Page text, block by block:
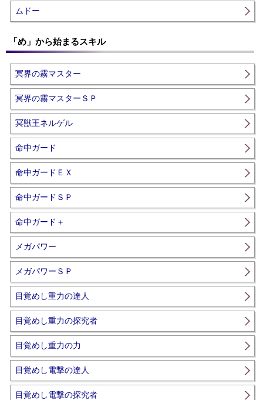
ムドー
「め」から始まるスキル
冥界の霧マスター
冥界の霧マスターＳＰ
冥獣王ネルゲル
命中ガード
命中ガードＥＸ
命中ガードＳＰ
命中ガード＋
メガパワー
メガパワーＳＰ
目覚めし重力の達人
目覚めし重力の探究者
目覚めし重力の力
目覚めし電撃の達人
目覚めし電撃の探究者